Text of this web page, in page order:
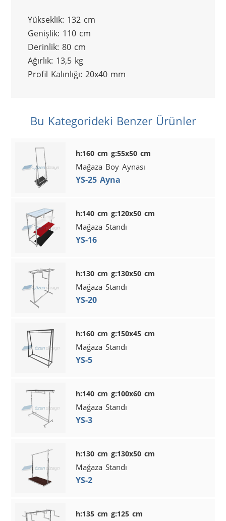
Yükseklik: 132 cm
Genişlik: 110 cm
Derinlik: 80 cm
Ağırlık: 13,5 kg
Profil Kalınlığı: 20x40 mm
Bu Kategorideki Benzer Ürünler
h:160 cm g:55x50 cm
Mağaza Boy Aynası
YS-25 Ayna
h:140 cm g:120x50 cm
Mağaza Standı
YS-16
h:130 cm g:130x50 cm
Mağaza Standı
YS-20
h:160 cm g:150x45 cm
Mağaza Standı
YS-5
h:140 cm g:100x60 cm
Mağaza Standı
YS-3
h:130 cm g:130x50 cm
Mağaza Standı
YS-2
h:135 cm g:125 cm